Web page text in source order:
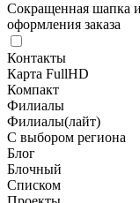
Сокращенная шапка
оформления заказа
Контакты
Карта FullHD
Компакт
Филиалы
Филиалы(лайт)
С выбором региона
Блог
Блочный
Списком